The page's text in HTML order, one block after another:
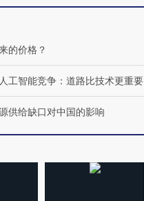
的价格？
工智能竞争：道路比技术更重要
供给缺口对中国的影响